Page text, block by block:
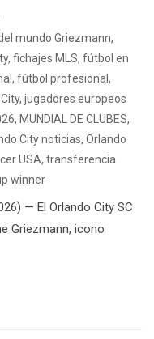
mundo Griezmann,
, fichajes MLS, fútbol en
, fútbol profesional ,
, jugadores europeos
, MUNDIAL DE CLUBES,
City noticias, Orlando
USA, transferencia
winner
— El Orlando City SC
Griezmann, icono